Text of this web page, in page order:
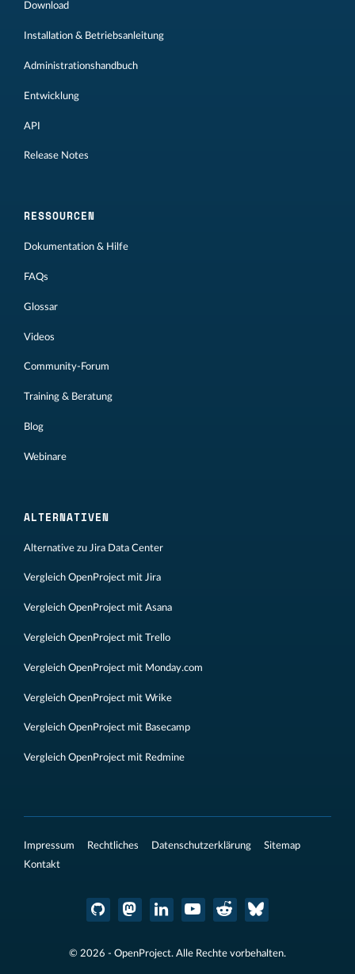
Download
Installation & Betriebsanleitung
Administrationshandbuch
Entwicklung
API
Release Notes
RESSOURCEN
Dokumentation & Hilfe
FAQs
Glossar
Videos
Community-Forum
Training & Beratung
Blog
Webinare
ALTERNATIVEN
Alternative zu Jira Data Center
Vergleich OpenProject mit Jira
Vergleich OpenProject mit Asana
Vergleich OpenProject mit Trello
Vergleich OpenProject mit Monday.com
Vergleich OpenProject mit Wrike
Vergleich OpenProject mit Basecamp
Vergleich OpenProject mit Redmine
Impressum Rechtliches Datenschutzerklärung
Sitemap
Kontakt
© 2026 - OpenProject. Alle Rechte vorbehalten.